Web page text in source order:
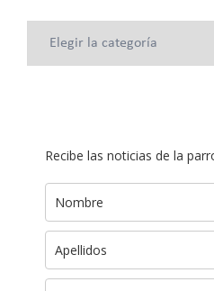
Recibe las noticias de la